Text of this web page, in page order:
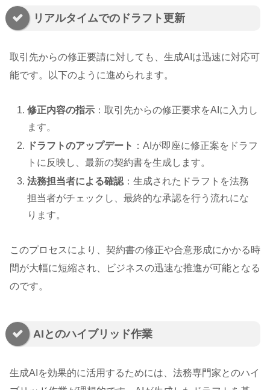
リアルタイムでのドラフト更新
取引先からの修正要請に対しても、生成AIは迅速に対応可
能です。以下のように進められます。
修正内容の指示 ：取引先からの修正要求をAIに入力し
ます。
ドラフトのアップデート ：AIが即座に修正案をドラフ
トに反映し、最新の契約書を生成します。
法務担当者による確認 ：生成されたドラフトを法務
担当者がチェックし、最終的な承認を行う流れにな
ります。
このプロセスにより、契約書の修正や合意形成にかかる時
間が大幅に短縮され、ビジネスの迅速な推進が可能となる
のです。
AIとのハイブリッド作業
生成AIを効果的に活用するためには、法務専門家とのハイ